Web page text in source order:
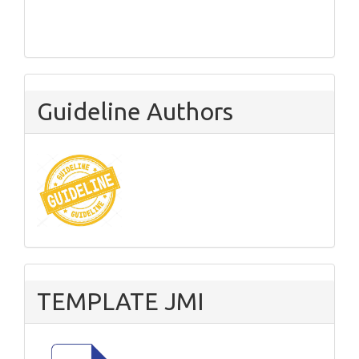
Guideline Authors
TEMPLATE JMI